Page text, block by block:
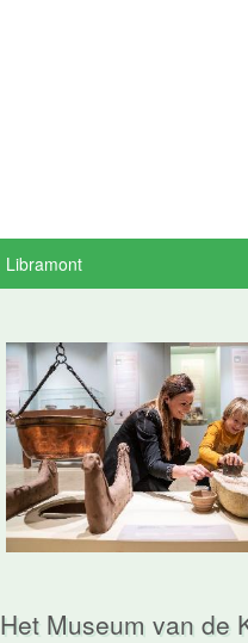
Libramont
Het Museum van de